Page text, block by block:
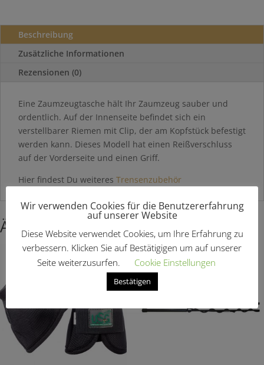
Beschreibung
Zusätzliche Informationen
Rezensionen (0)
Eine Zaumzeugtasche hält Ihr Zaumzeug sauber und
ordentlich. Auf der Innenseite befindet sich ein
verstellbarer Riemen mit Clip, der am Kopfstück befestigt
werden kann. Dieses Modell hat einen Reißverschluss
auf der Vorderseite und einen Griff.
Hier findest Du weiteres Trensenzubehör
Ähnliche Produkte
Angebot!
Wir verwenden Cookies für die Benutzererfahrung
auf unserer Website
Diese Website verwendet Cookies, um Ihre Erfahrung zu
verbessern. Klicken Sie auf Bestätigigen um auf unserer
Seite weiterzusurfen.
Cookie Einstellungen
Bestätigen